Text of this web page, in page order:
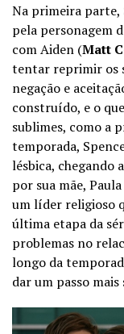
Na primeira parte,
pela personagem
com Aiden (Matt
tentar reprimir os
negação e
construído, e o
sublimes, como a
temporada,
lésbica, chegando
por sua mãe,
um líder religioso
última etapa da
problemas no
longo da
dar um passo